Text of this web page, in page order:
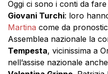
Oggi ci sono i conti da
Giovani Turchi: loro
Martina come da
Assemblea nazionale la
Tempesta, vicinissima a
nell’assise nazionale